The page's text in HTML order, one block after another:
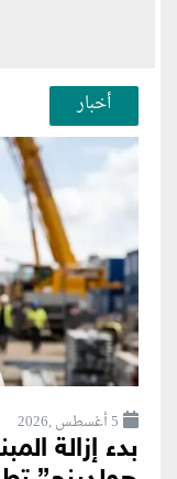
أخبار
5 أغسطس ,2026
بدء إزالة